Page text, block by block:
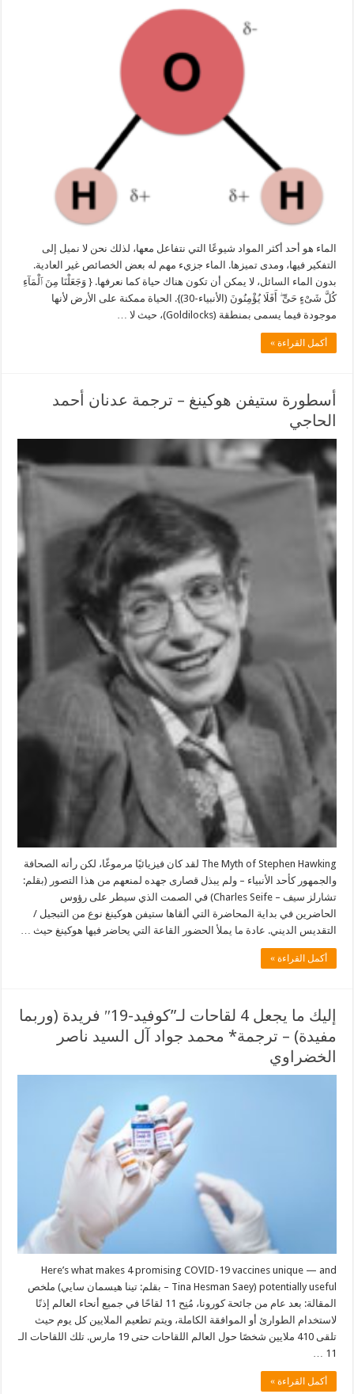
الماء هو أحد أكثر المواد شيوعًا التي نتفاعل معها، لذلك نحن لا نميل إلى
التفكير فيها، ومدى تميزها. الماء جزيء مهم له بعض الخصائص غير العادية.
بدون الماء السائل، لا يمكن أن تكون هناك حياة كما نعرفها. { وَجَعَلْنَا مِنَ ٱلْمَآءِ
كُلَّ شَىْءٍ حَىٍّ ۖ أَفَلَا يُؤْمِنُونَ (الأنبياء-30)}. الحياة ممكنة على الأرض لأنها
موجودة فيما يسمى بمنطقة (Goldilocks)، حيث لا …
أكمل القراءة »
أسطورة ستيفن هوكينغ – ترجمة عدنان أحمد
الحاجي
The Myth of Stephen Hawking لقد كان فيزيائيًا مرموغًا، لكن رأته الصحافة
والجمهور كأحد الأنبياء – ولم يبذل قصارى جهده لمنعهم من هذا التصور (بقلم:
تشارلز سيف – Charles Seife) في الصمت الذي سيطر على رؤوس
الحاضرين في بداية المحاضرة التي ألقاها ستيفن هوكينغ نوع من التبجيل /
التقديس الديني. عادة ما يملأ الحضور القاعة التي يحاضر فيها هوكينغ حيث …
أكمل القراءة »
إليك ما يجعل 4 لقاحات لـ”كوفيد-19″ فريدة (وربما
مفيدة) – ترجمة* محمد جواد آل السيد ناصر
الخضراوي
Here’s what makes 4 promising COVID-19 vaccines unique — and
potentially useful (Tina Hesman Saey – بقلم: تينا هيسمان سايي) ملخص
المقالة: بعد عام من جائحة كورونا، مُنِح 11 لقاحًا في جميع أنحاء العالم إذنًا
لاستخدام الطوارئ أو الموافقة الكاملة، ويتم تطعيم الملايين كل يوم حيث
تلقى 410 ملايين شخصًا حول العالم اللقاحات حتى 19 مارس. تلك اللقاحات الـ
11 …
أكمل القراءة »